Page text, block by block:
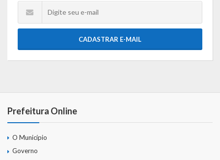
CADASTRAR E-MAIL
Prefeitura Online
O Município
Governo